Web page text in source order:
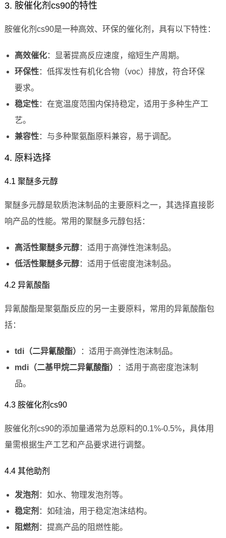
3. 胺催化剂cs90的特性
胺催化剂cs90是一种高效、环保的催化剂，具有以下特性：
高效催化：显著提高反应速度，缩短生产周期。
环保性：低挥发性有机化合物（voc）排放，符合环保
要求。
稳定性：在宽温度范围内保持稳定，适用于多种生产工
艺。
兼容性：与多种聚氨酯原料兼容，易于调配。
4. 原料选择
4.1 聚醚多元醇
聚醚多元醇是软质泡沫制品的主要原料之一，其选择直接影
响产品的性能。常用的聚醚多元醇包括：
高活性聚醚多元醇：适用于高弹性泡沫制品。
低活性聚醚多元醇：适用于低密度泡沫制品。
4.2 异氰酸酯
异氰酸酯是聚氨酯反应的另一主要原料，常用的异氰酸酯包
括：
tdi（二异氰酸酯）
：适用于高弹性泡沫制品。
mdi（二基甲烷二异氰酸酯）
：适用于高密度泡沫制
品。
4.3 胺催化剂cs90
胺催化剂cs90的添加量通常为总原料的0.1%-0.5%，具体用
量需根据生产工艺和产品要求进行调整。
4.4 其他助剂
发泡剂 ：如水、物理发泡剂等。
稳定剂 ：如硅油，用于稳定泡沫结构。
阻燃剂 ：提高产品的阻燃性能。